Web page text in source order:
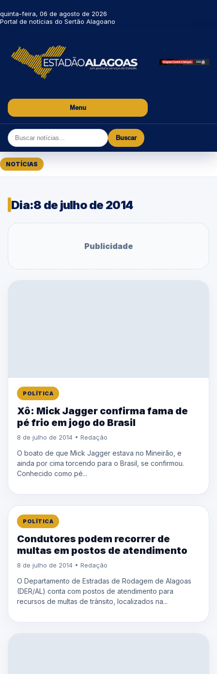
quinta-feira, 06 de agosto de 2026
Portal de notícias do Sertão Alagoano
Menu
Buscar
NOTÍCIAS
Dia:8 de julho de 2014
Publicidade
POLÍTICA
Xô: Mick Jagger confirma fama de
pé frio em jogo do Brasil
8 de julho de 2014 • Redação
O boato de que Mick Jagger estava no Mineirão, e
ainda por cima torcendo para o Brasil, se confirmou.
Conhecido como pé...
POLÍTICA
Condutores podem recorrer de
multas em postos de atendimento
8 de julho de 2014 • Redação
O Departamento de Estradas de Rodagem de Alagoas
(DER/AL) conta com postos de atendimento para
recursos de multas de trânsito, localizados na...